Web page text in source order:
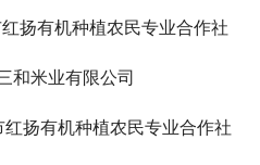
扬有机种植农民专业合作社
和米业有限公司
扬有机种植农民专业合作社